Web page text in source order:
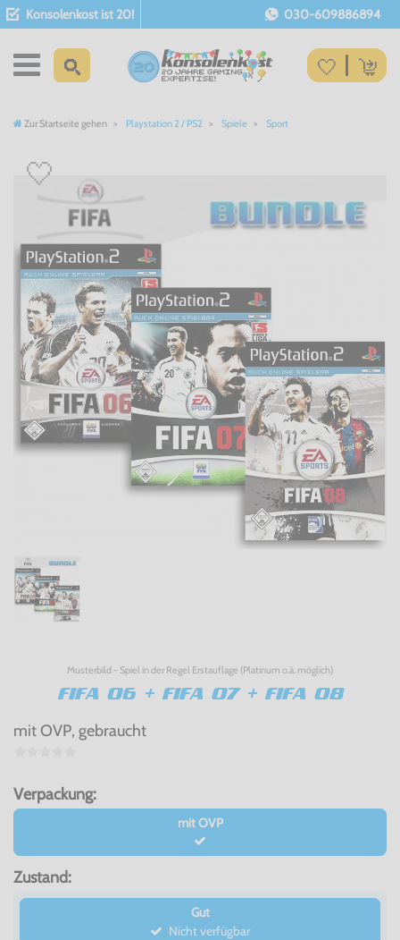
Konsolenkost ist 20! 030-609886894
Zur Startseite gehen Playstation 2 / PS2 Spiele Sport
Musterbild - Spiel in der Regel Erstauflage (Platinum o.ä. möglich)
FIFA 06 + FIFA 07 + FIFA 08
mit OVP, gebraucht
Verpackung:
mit OVP
Zustand:
Gut
Nicht verfügbar